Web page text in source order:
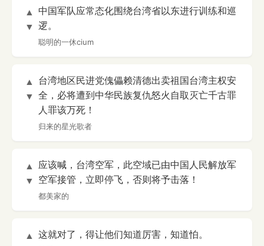
▲
▼
中国军队应常态化围绕台湾省以东进行训练和巡
逻。
聪明的一休cium
▲
▼
台湾地区民进党傀儡赖清德出卖祖国台湾主权安
全，必将遭到中华民族复仇怒火自取灭亡千古罪
人罪该万死！
归来的星光歌者
▲
▼
应该喊，台湾空军，此空域已由中国人民解放军
空军接管，立即停飞，否则将予击落！
都美家的
▲
这就对了，得让他们知道厉害，知道怕。